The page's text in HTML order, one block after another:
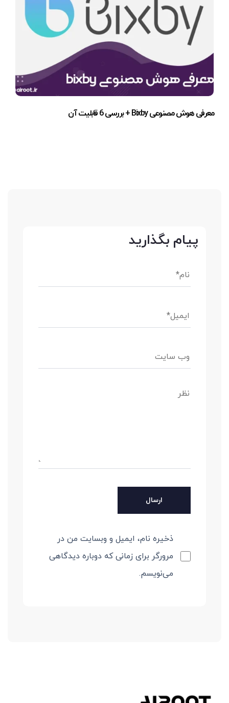
معرفی هوش مصنوعی Bixby + بررسی 6 قابلیت آن
پیام بگذارید
ذخیره نام، ایمیل و وبسایت من در
مرورگر برای زمانی که دوباره دیدگاهی
می‌نویسم.